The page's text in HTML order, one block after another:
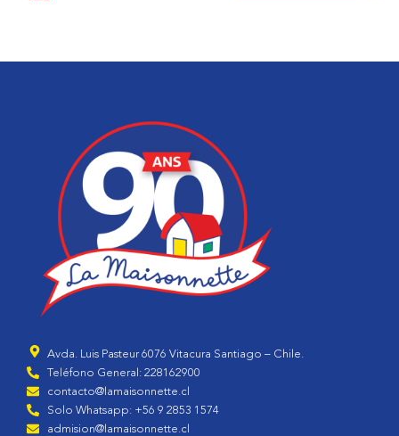
Avda. Luis Pasteur 6076 Vitacura Santiago – Chile.
Teléfono General: 228162900
contacto@lamaisonnette.cl
Solo Whatsapp: +56 9 2853 1574
admision@lamaisonnette.cl